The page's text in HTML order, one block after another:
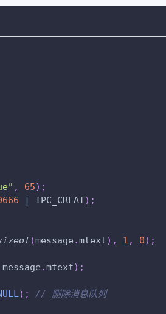
, 65) ;
| IPC_CREAT) ;
(message .mtext) , 1 , 0) ;
message .mtext) ;
) ;
// 删除消息队列